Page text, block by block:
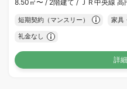
8.50㎡〜 / 2階建て / ＪＲ中央線 高
短期契約（マンスリー） 家具
礼金なし
詳